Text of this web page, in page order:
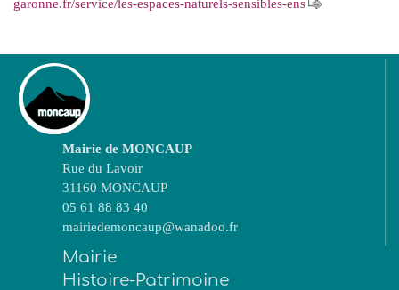
garonne.fr/service/les-espaces-naturels-sensibles-ens
Mairie de MONCAUP
Rue du Lavoir
31160 MONCAUP
05 61 88 83 40
mairiedemoncaup@wanadoo.fr
Mairie
Histoire-Patrimoine